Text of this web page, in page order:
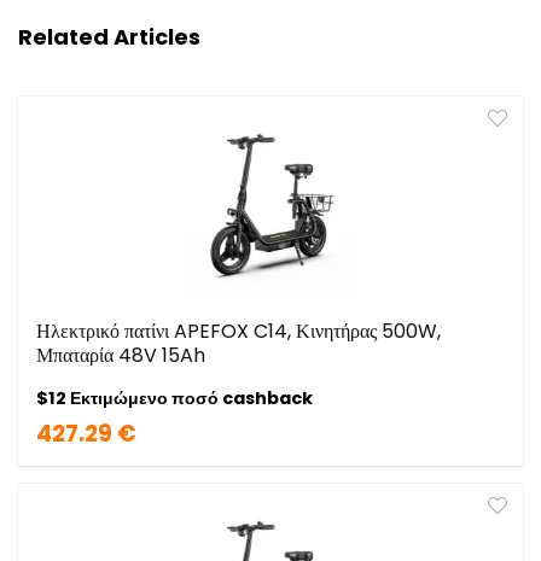
Related Articles
Ηλεκτρικό πατίνι APEFOX C14, Κινητήρας 500W,
Μπαταρία 48V 15Ah
$12 Εκτιμώμενο ποσό cashback
427.29 €